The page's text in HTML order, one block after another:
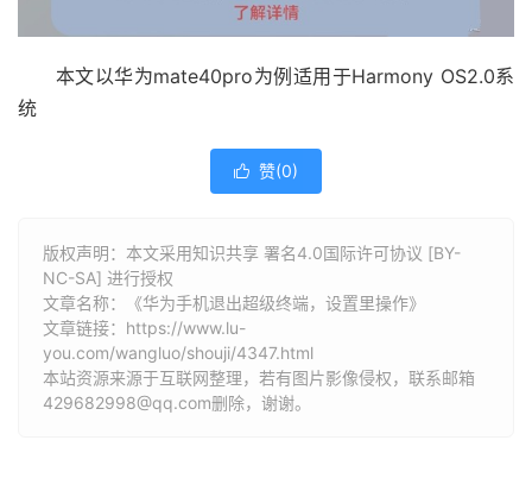
本文以华为mate40pro为例适用于Harmony OS2.0系
统
 赞(0)
版权声明：本文采用知识共享 署名4.0国际许可协议 [BY-
NC-SA] 进行授权
文章名称：《华为手机退出超级终端，设置里操作》
文章链接： https://www.lu-
you.com/wangluo/shouji/4347.html
本站资源来源于互联网整理，若有图片影像侵权，联系邮箱
429682998@qq.com删除，谢谢。